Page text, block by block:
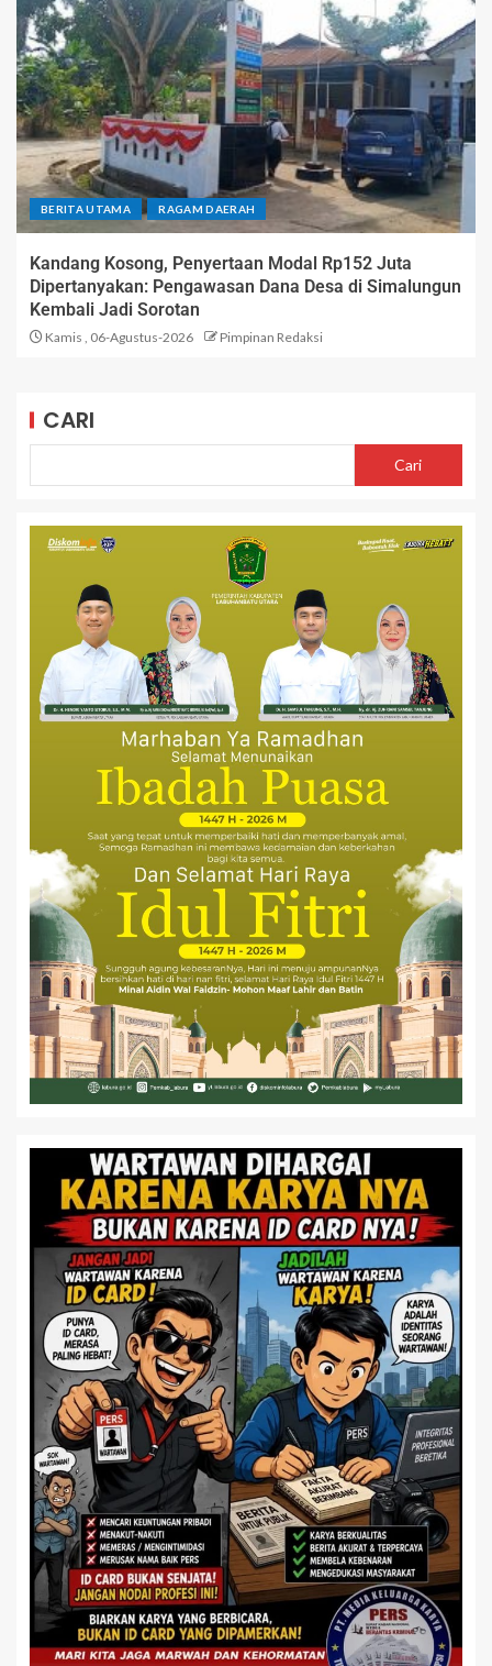
BERITA UTAMA RAGAM DAERAH
Kandang Kosong, Penyertaan Modal Rp152 Juta
Dipertanyakan: Pengawasan Dana Desa di Simalungun
Kembali Jadi Sorotan
Kamis , 06-Agustus-2026 Pimpinan Redaksi
CARI
Cari